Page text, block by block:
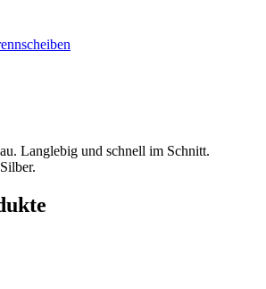
Langlebig und schnell im Schnitt.